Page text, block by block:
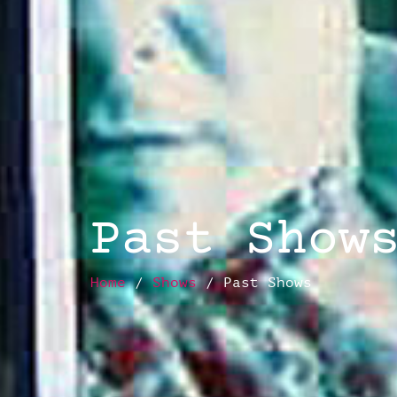
Past
Home/Shows/ Past Shows